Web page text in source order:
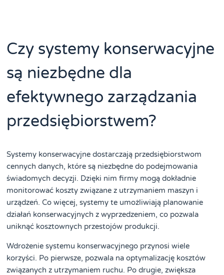
Czy systemy konserwacyjne
są niezbędne dla
efektywnego zarządzania
przedsiębiorstwem?
Systemy konserwacyjne dostarczają przedsiębiorstwom
cennych danych, które są niezbędne do podejmowania
świadomych decyzji. Dzięki nim firmy mogą dokładnie
monitorować koszty związane z utrzymaniem maszyn i
urządzeń. Co więcej, systemy te umożliwiają planowanie
działań konserwacyjnych z wyprzedzeniem, co pozwala
uniknąć kosztownych przestojów produkcji.
Wdrożenie systemu konserwacyjnego przynosi wiele
korzyści. Po pierwsze, pozwala na optymalizację kosztów
związanych z utrzymaniem ruchu. Po drugie, zwiększa